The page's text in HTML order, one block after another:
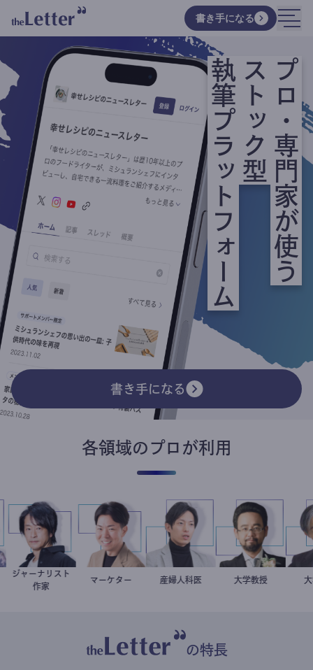
書き手になる
プロ・専門家が使う
ストック型
執筆プラットフォーム
書き手になる
各領域のプロが利用
鈴木エイト
ジャーナリスト
作家
室谷良平
マーケター 重見大介
産婦人科医 金谷一朗
大学教授
の特長